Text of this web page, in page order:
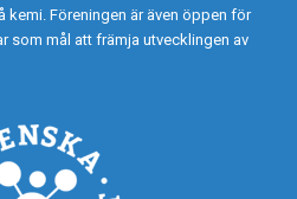
kemi. Föreningen är även öppen för
som mål att främja utvecklingen av